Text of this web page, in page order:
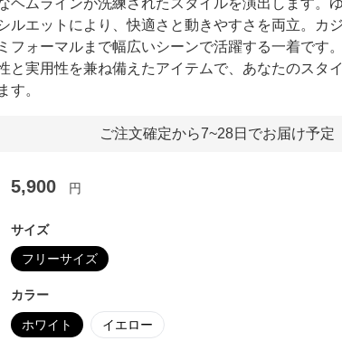
ヘムラインが洗練されたスタイルを演出します。
ルエットにより、快適さと動きやすさを両立。カ
ミフォーマルまで幅広いシーンで活躍する一着です
と実用性を兼ね備えたアイテムで、あなたのスタ
ます。
ご注文確定から7~28日でお届け予定
5,900 円
サイズ
フリーサイズ
カラー
ホワイト イエロー